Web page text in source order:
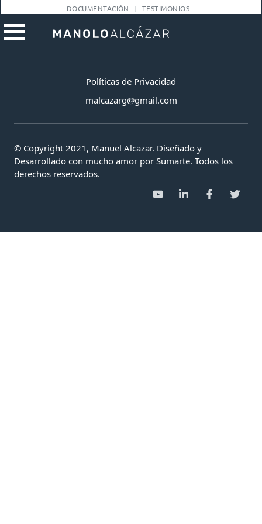
DOCUMENTACIÓN TESTIMONIOS
Políticas de Privacidad
malcazarg@gmail.com
© Copyright 2021, Manuel Alcazar. Diseñado y
Desarrollado con mucho amor por Sumarte. Todos los
derechos reservados.